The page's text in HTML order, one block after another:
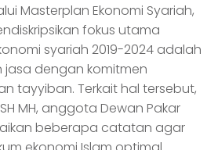
Masterplan Ekonomi Syariah,
fokus utama
syariah 2019-2024 adalah
jasa dengan komitmen
tayyiban. Terkait hal tersebut,
MH, anggota Dewan Pakar
beberapa catatan agar